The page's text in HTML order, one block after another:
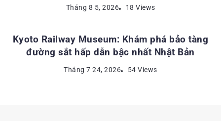
Tháng 8 5, 2026 18 Views
ĐỊA ĐIỂM DU LỊCH NHẬT BẢN
Kyoto Railway Museum: Khám phá bảo tàng
đường sắt hấp dẫn bậc nhất Nhật Bản
Tháng 7 24, 2026 54 Views